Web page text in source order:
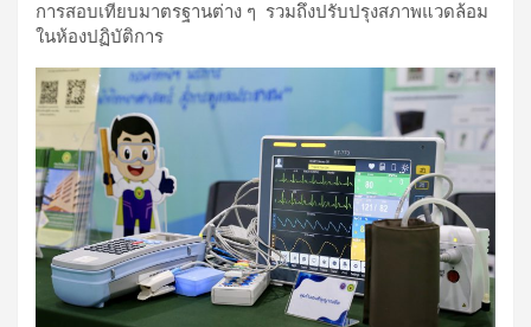
การสอบเทียบมาตรฐานต่าง ๆ รวมถึงปรับปรุงสภาพแวดล้อม
ในห้องปฏิบัติการ